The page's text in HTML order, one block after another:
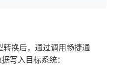
换后，通过调用畅捷通
写入目标系统：